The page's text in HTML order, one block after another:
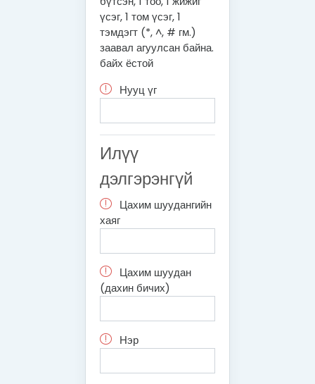
үсэг, 1 том үсэг, 1
тэмдэгт (*, ^, # гм.)
заавал агуулсан байна.
байх ёстой
Нууц үг
Илүү
дэлгэрэнгүй
Цахим шуудангийн
хаяг
Цахим шуудан
(дахин бичих)
Нэр